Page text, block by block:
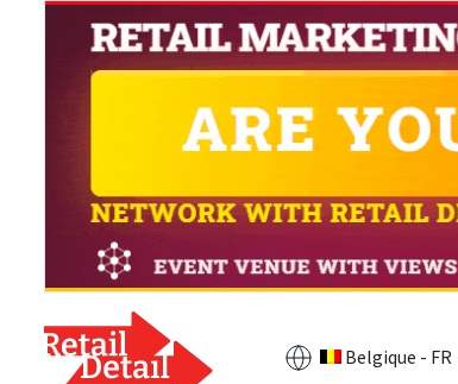
Belgique - FR